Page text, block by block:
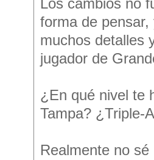
Los cambios no
forma de
muchos detalles
jugador de
¿En qué nivel te
Tampa? ¿Triple-
Realmente no